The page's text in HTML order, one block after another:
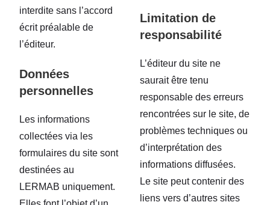
interdite sans l’accord
écrit préalable de
l’éditeur.
Données
personnelles
Les informations
collectées via les
formulaires du site sont
destinées au
LERMAB uniquement.
Limitation de
responsabilité
L’éditeur du site ne
saurait être tenu
responsable des erreurs
rencontrées sur le site, de
problèmes techniques ou
d’interprétation des
informations diffusées.
Le site peut contenir des
liens vers d’autres sites